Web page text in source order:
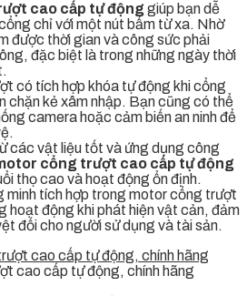
cao cấp tự động giúp bạn dễ
chỉ với một nút bấm từ xa. Nhờ
được thời gian và công sức phải
đặc biệt là trong những ngày thời
có tích hợp khóa tự động khi cổng
chặn kẻ xâm nhập. Bạn cũng có thể
camera hoặc cảm biến an ninh để
các vật liệu tốt và ứng dụng công
cổng trượt cao cấp tự động
thọ cao và hoạt động ổn định.
minh tích hợp trong motor cổng trượt
hoạt động khi phát hiện vật cản, đảm
đối cho người sử dụng và tài sản.
cao cấp tự động, chính hãng